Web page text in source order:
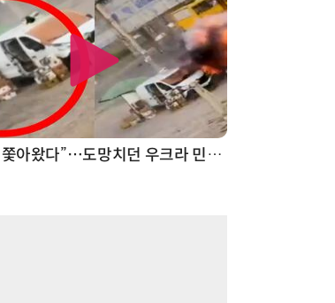
“계속 쫓아왔다”…도망치던 우크라 민간인 공격한 러 자폭 드론